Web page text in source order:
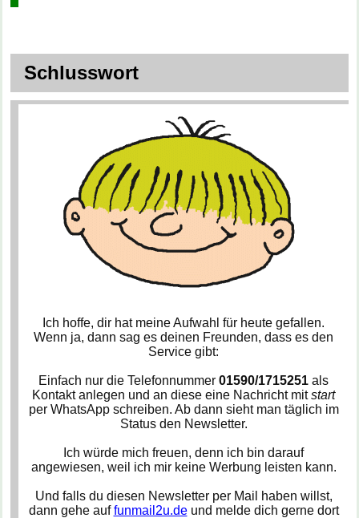
Schlusswort
Ich hoffe, dir hat meine Aufwahl für heute gefallen.
Wenn ja, dann sag es deinen Freunden, dass es den
Service gibt:
Einfach nur die Telefonnummer 01590/1715251 als
Kontakt anlegen und an diese eine Nachricht mitstart
per WhatsApp schreiben. Ab dann sieht man täglich im
Status den Newsletter.
Ich würde mich freuen, denn ich bin darauf
angewiesen, weil ich mir keine Werbung leisten kann.
Und falls du diesen Newsletter per Mail haben willst,
dann gehe auffunmail2u.deund melde dich gerne dort